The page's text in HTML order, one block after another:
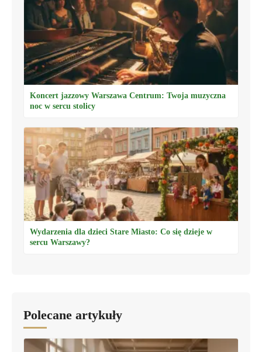
Koncert jazzowy Warszawa Centrum: Twoja muzyczna
noc w sercu stolicy
Wydarzenia dla dzieci Stare Miasto: Co się dzieje w
sercu Warszawy?
Polecane artykuły